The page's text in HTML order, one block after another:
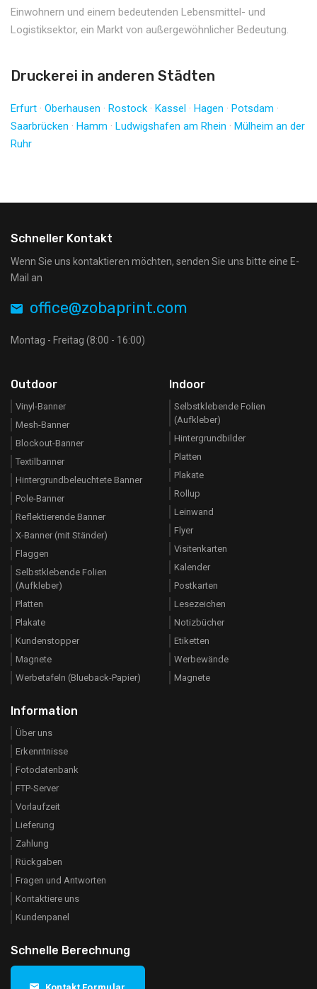
Einwohnern und einem bedeutenden Lebensmittel- und
Logistiksektor, ein Markt von außergewöhnlicher Bedeutung.
Druckerei in anderen Städten
Erfurt · Oberhausen · Rostock · Kassel · Hagen · Potsdam ·
Saarbrücken · Hamm · Ludwigshafen am Rhein · Mülheim an der
Ruhr
Schneller Kontakt
Wenn Sie uns kontaktieren möchten, senden Sie uns bitte eine E-
Mail an
office@zobaprint.com
Montag - Freitag (8:00 - 16:00)
Outdoor
Vinyl-Banner
Mesh-Banner
Blockout-Banner
Textilbanner
Hintergrundbeleuchtete Banner
Pole-Banner
Reflektierende Banner
X-Banner (mit Ständer)
Flaggen
Selbstklebende Folien
(Aufkleber)
Platten
Plakate
Kundenstopper
Magnete
Werbetafeln (Blueback-Papier)
Indoor
Selbstklebende Folien
(Aufkleber)
Hintergrundbilder
Platten
Plakate
Rollup
Leinwand
Flyer
Visitenkarten
Kalender
Postkarten
Lesezeichen
Notizbücher
Etiketten
Werbewände
Magnete
Information
Über uns
Erkenntnisse
Fotodatenbank
FTP-Server
Vorlaufzeit
Lieferung
Zahlung
Rückgaben
Fragen und Antworten
Kontaktiere uns
Kundenpanel
Schnelle Berechnung